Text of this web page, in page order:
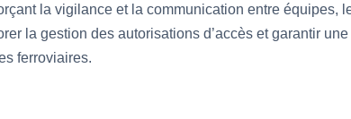
la vigilance et la communication entre équipes,
la gestion des autorisations d’accès et garantir
ferroviaires.